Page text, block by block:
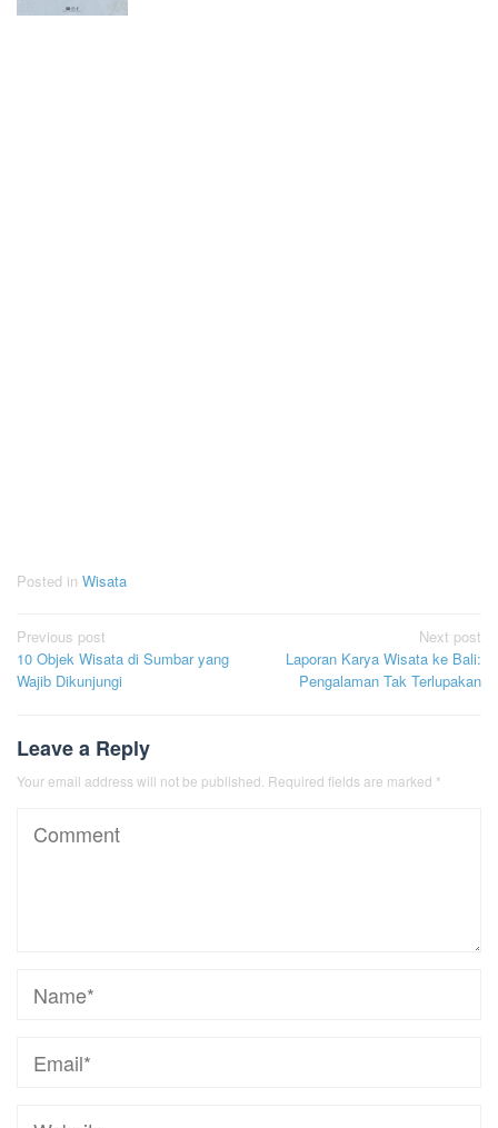
Posted in Wisata
Post
navigation
Previous post
10 Objek Wisata di Sumbar yang
Wajib Dikunjungi
Next post
Laporan Karya Wisata ke Bali:
Pengalaman Tak Terlupakan
Leave a Reply
Your email address will not be published. Required fields are marked *